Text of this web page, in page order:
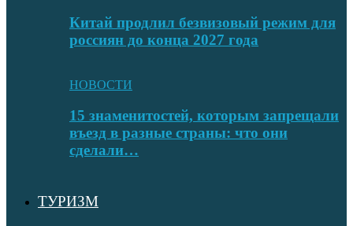
Китай продлил безвизовый режим для
россиян до конца 2027 года
НОВОСТИ
15 знаменитостей, которым запрещали
въезд в разные страны: что они
сделали…
ТУРИЗМ